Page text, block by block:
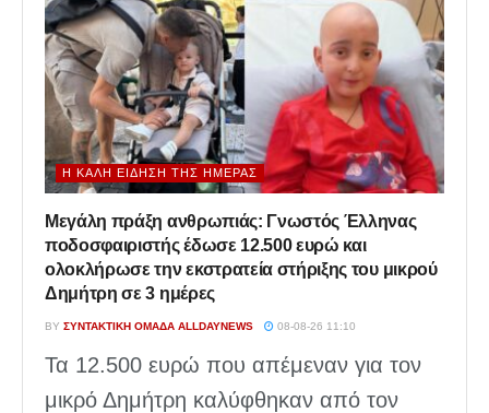
Η ΚΑΛΉ ΕΊΔΗΣΗ ΤΗΣ ΗΜΈΡΑΣ
Μεγάλη πράξη ανθρωπιάς: Γνωστός Έλληνας
ποδοσφαιριστής έδωσε 12.500 ευρώ και
ολοκλήρωσε την εκστρατεία στήριξης του μικρού
Δημήτρη σε 3 ημέρες
BY ΣΥΝΤΑΚΤΙΚΉ ΟΜΆΔΑ ALLDAYNEWS 08-08-26 11:10
Τα 12.500 ευρώ που απέμεναν για τον
μικρό Δημήτρη καλύφθηκαν από τον